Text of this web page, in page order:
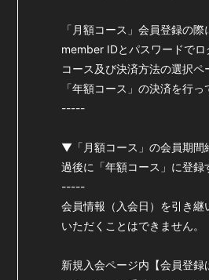
「月額コース」会員登録の
member IDとパスワードでロ
コース及び決済方法の選択ペ
「年額コース」の決済を行っ
-----
▼「月額コース」の会員期間
過後に「年額コース」に登録
-----
会員情報（入会日）を引き継
いただくことはできません。
新規入会ページ内【会員登録